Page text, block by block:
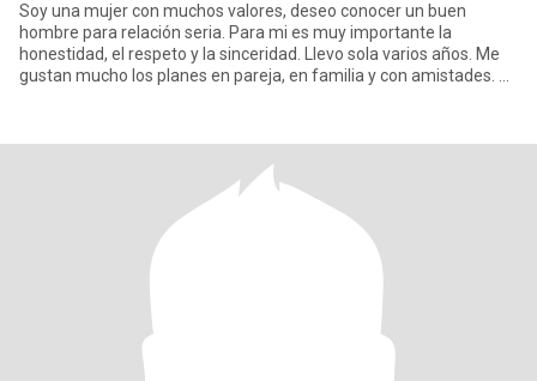
Soy una mujer con muchos valores, deseo conocer un buen
hombre para relación seria. Para mi es muy importante la
honestidad, el respeto y la sinceridad. Llevo sola varios años. Me
gustan mucho los planes en pareja, en familia y con amistades. SI